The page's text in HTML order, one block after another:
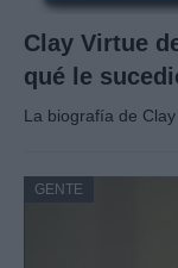
Clay Virtue
qué le
La biografía de
GENTE